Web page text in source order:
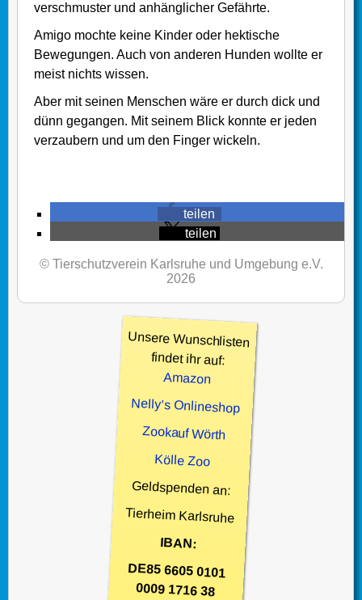
verschmuster und anhänglicher Gefährte.
Amigo mochte keine Kinder oder hektische
Bewegungen. Auch von anderen Hunden wollte er
meist nichts wissen.
Aber mit seinen Menschen wäre er durch dick und
dünn gegangen. Mit seinem Blick konnte er jeden
verzaubern und um den Finger wickeln.
teilen
teilen
© Tierschutzverein Karlsruhe und Umgebung e.V.
2026
Unsere Wunschlisten
findet ihr auf:
Amazon
Nelly’s Onlineshop
Zookauf Wörth
Kölle Zoo
Geldspenden an:
Tierheim Karlsruhe
IBAN:
DE85 6605 0101
0009 1716 38